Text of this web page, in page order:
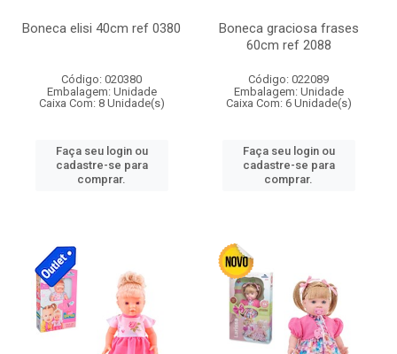
Boneca elisi 40cm ref 0380
Código: 020380
Embalagem: Unidade
Caixa Com: 8 Unidade(s)
Faça seu login ou
cadastre-se para
comprar.
Boneca graciosa frases
60cm ref 2088
Código: 022089
Embalagem: Unidade
Caixa Com: 6 Unidade(s)
Faça seu login ou
cadastre-se para
comprar.